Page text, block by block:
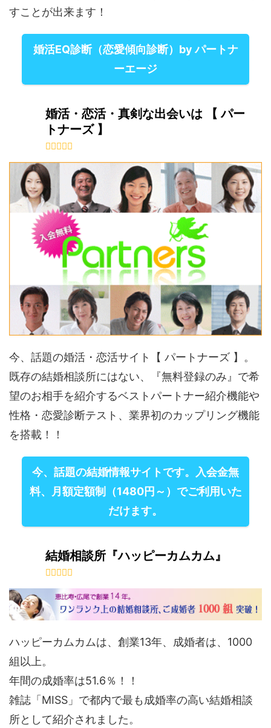
すことが出来ます！
婚活EQ診断（恋愛傾向診断）by パートナ
ーエージ
婚活・恋活・真剣な出会いは 【 パー
トナーズ 】
今、話題の婚活・恋活サイト【 パートナーズ 】。
既存の結婚相談所にはない、『無料登録のみ』で希
望のお相手を紹介するベストパートナー紹介機能や
性格・恋愛診断テスト、業界初のカップリング機能
を搭載！！
今、話題の結婚情報サイトです。入会金無
料、月額定額制（1480円～）でご利用いた
だけます。
結婚相談所『ハッピーカムカム』
ハッピーカムカムは、創業13年、成婚者は、1000
組以上。
年間の成婚率は51.6％！！
雑誌「MISS」で都内で最も成婚率の高い結婚相談
所として紹介されました。